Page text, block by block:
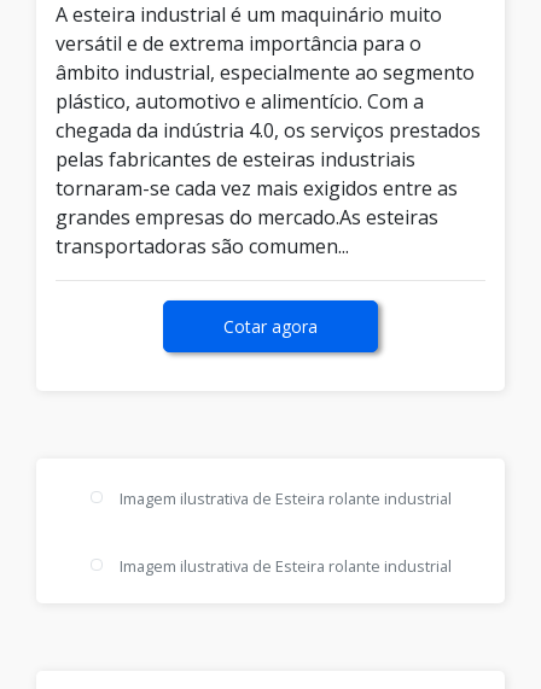
A esteira industrial é um maquinário muito
versátil e de extrema importância para o
âmbito industrial, especialmente ao segmento
plástico, automotivo e alimentício. Com a
chegada da indústria 4.0, os serviços prestados
pelas fabricantes de esteiras industriais
tornaram-se cada vez mais exigidos entre as
grandes empresas do mercado.As esteiras
transportadoras são comumen...
Cotar agora
Imagem ilustrativa de Esteira rolante industrial
Imagem ilustrativa de Esteira rolante industrial